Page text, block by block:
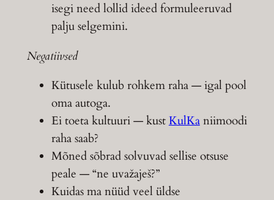
isegi need lollid ideed formuleeruvad
palju selgemini.
Negatiivsed
Kütusele kulub rohkem raha — igal pool
oma autoga.
Ei toeta kultuuri — kustKulKaniimoodi
raha saab?
Mõned sõbrad solvuvad sellise otsuse
peale — “ne uvažaješ?”
Kuidas ma nüüd veel üldse